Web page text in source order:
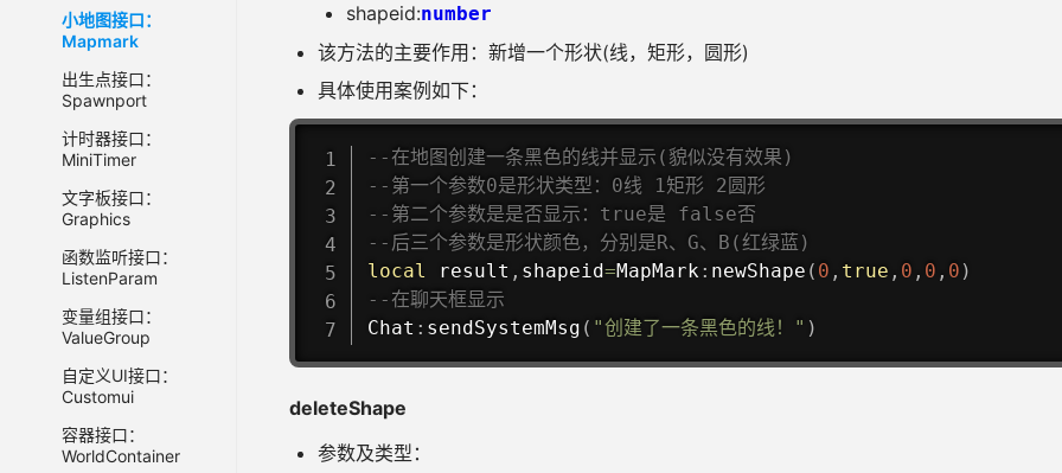
小地图接口：
Mapmark
出生点接口：
Spawnport
计时器接口：
MiniTimer
文字板接口：
Graphics
函数监听接口：
ListenParam
变量组接口：
ValueGroup
自定义UI接口：
Customui
容器接口：
WorldContainer
shapeid:number
该方法的主要作用：新增一个形状(线，矩形，圆形)
具体使用案例如下：
--在地图创建一条黑色的线并显示(貌似没有效果)
--第一个参数0是形状类型：0线 1矩形 2圆形
--第二个参数是是否显示：true是 false否
--后三个参数是形状颜色，分别是R、G、B(红绿蓝)
local
result , shapeid=MapMark : newShape ( 0 , true , 0 , 0 , 0 )
--在聊天框显示
Chat : sendSystemMsg ( "创建了一条黑色的线！" )
deleteShape
参数及类型：